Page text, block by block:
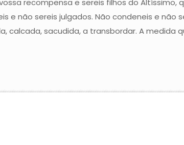
recompensa e sereis filhos do Altíssimo,
e não sereis julgados. Não condeneis e não
sacudida, a transbordar. A medida